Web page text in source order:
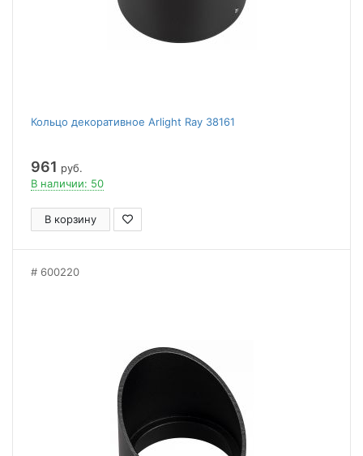
Кольцо декоративное Arlight Ray 38161
961 руб.
В наличии: 50
В корзину
600220